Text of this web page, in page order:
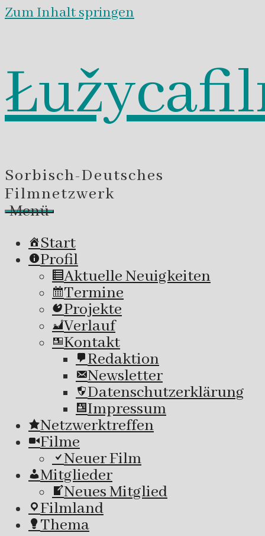
Zum Inhalt springen
Sorbisch-Deutsches
Filmnetzwerk
Menü
Start
Profil
Aktuelle Neuigkeiten
Termine
Projekte
Verlauf
Kontakt
Redaktion
Newsletter
Datenschutzerklärung
Impressum
Netzwerktreffen
Filme
Neuer Film
Mitglieder
Neues Mitglied
Filmland
Thema